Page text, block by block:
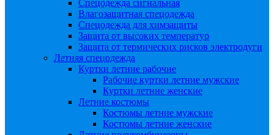
Спецодежда сигнальная
Влагозащитная спецодежда
Спецодежда для химзащиты
Защита от высоких температур
Защита от термических рисков электродуги
Летняя спецодежда
Куртки летние рабочие
Рабочие куртки летние мужские
Куртки летние женские
Летние костюмы
Костюмы летние мужские
Костюмы летние женские